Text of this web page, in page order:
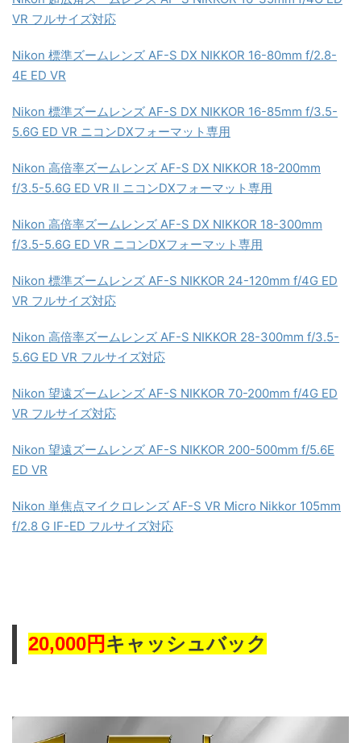
VR フルサイズ対応
Nikon 標準ズームレンズ AF-S DX NIKKOR 16-80mm f/2.8-
4E ED VR
Nikon 標準ズームレンズ AF-S DX NIKKOR 16-85mm f/3.5-
5.6G ED VR ニコンDXフォーマット専用
Nikon 高倍率ズームレンズ AF-S DX NIKKOR 18-200mm
f/3.5-5.6G ED VR II ニコンDXフォーマット専用
Nikon 高倍率ズームレンズ AF-S DX NIKKOR 18-300mm
f/3.5-5.6G ED VR ニコンDXフォーマット専用
Nikon 標準ズームレンズ AF-S NIKKOR 24-120mm f/4G ED
VR フルサイズ対応
Nikon 高倍率ズームレンズ AF-S NIKKOR 28-300mm f/3.5-
5.6G ED VR フルサイズ対応
Nikon 望遠ズームレンズ AF-S NIKKOR 70-200mm f/4G ED
VR フルサイズ対応
Nikon 望遠ズームレンズ AF-S NIKKOR 200-500mm f/5.6E
ED VR
Nikon 単焦点マイクロレンズ AF-S VR Micro Nikkor 105mm
f/2.8 G IF-ED フルサイズ対応
20,000円 キャッシュバック